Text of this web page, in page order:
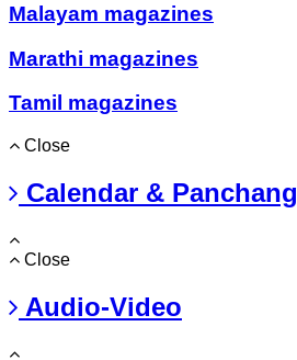
Malayam magazines
Marathi magazines
Tamil magazines
Close
Calendar & Panchang
Close
Audio-Video